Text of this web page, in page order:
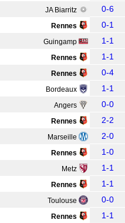
JA Biarritz 0-6
Rennes 0-1
Guingamp 1-1
Rennes 1-1
Rennes 0-4
Bordeaux 1-1
Angers 0-0
Rennes 2-2
Marseille 2-0
Rennes 1-0
Metz 1-1
Rennes 1-1
Toulouse 0-0
Rennes 1-1